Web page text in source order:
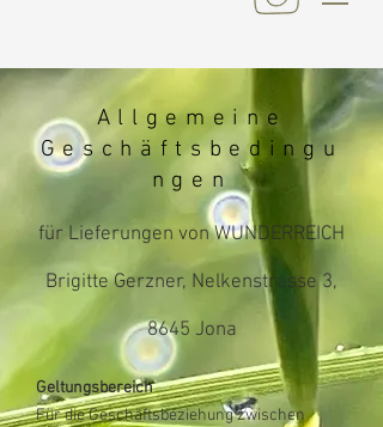
Allgemeine
Geschäftsbedingu
ngen
für Lieferungen von WUNDERREICH
Brigitte Gerzner, Nelkenstrasse 3,
8645 Jona
Geltungsbereich
Für die Geschäftsbeziehung zwischen